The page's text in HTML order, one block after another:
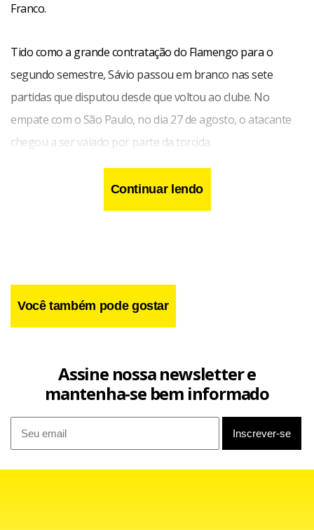
Franco.
Tido como a grande contratação do Flamengo para o
segundo semestre, Sávio passou em branco nas sete
partidas que disputou desde que voltou ao clube. No
empate com o São Paulo, no dia 27 de agosto, o atacante
chegou a ser vaiado por parte da torcida.
Quem também volta a treinar com o grupo na quarta-feira
Continuar lendo
Você também pode gostar
Assine nossa newsletter e
mantenha-se bem informado